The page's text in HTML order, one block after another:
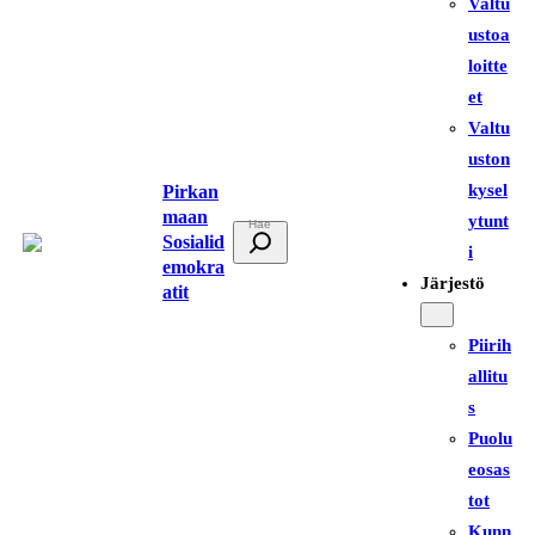
Pirkan
maan
Sosialid
emokra
atit
t
ustoa
loitte
et
Valtu
uston
kysel
ytunt
i
Järjestö
Piirih
allitu
s
Puolu
eosas
tot
Kunn